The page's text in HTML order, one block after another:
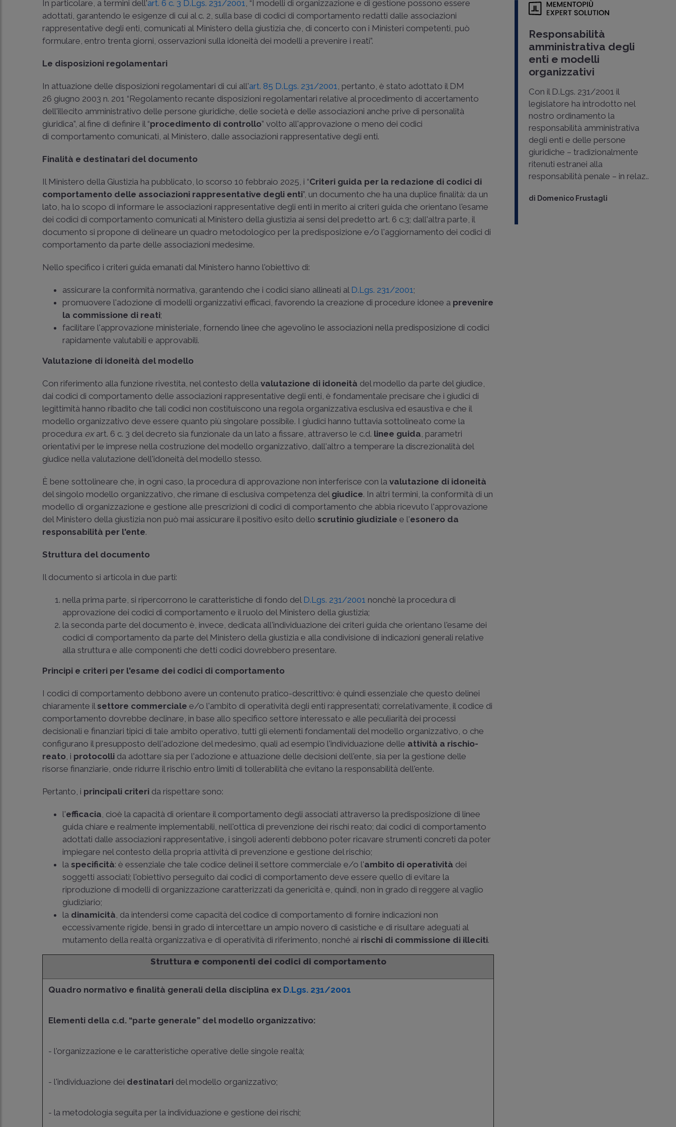
In particolare, a termini dell'art. 6 c. 3 D.Lgs. 231/2001, “I modelli di organizzazione e di gestione possono essere
adottati, garantendo le esigenze di cui al c. 2, sulla base di codici di comportamento redatti dalle associazioni
rappresentative degli enti, comunicati al Ministero della giustizia che, di concerto con i Ministeri competenti, può
formulare, entro trenta giorni, osservazioni sulla idoneità dei modelli a prevenire i reati”.
Le disposizioni regolamentari
In attuazione delle disposizioni regolamentari di cui all'art. 85 D.Lgs. 231/2001, pertanto, è stato adottato il DM
26 giugno 2003 n. 201 “Regolamento recante disposizioni regolamentari relative al procedimento di accertamento
dell'illecito amministrativo delle persone giuridiche, delle società e delle associazioni anche prive di personalità
giuridica”, al fine di definire il “procedimento di controllo” volto all'approvazione o meno dei codici
di comportamento comunicati, al Ministero, dalle associazioni rappresentative degli enti.
Finalità e destinatari del documento
Il Ministero della Giustizia ha pubblicato, lo scorso 10 febbraio 2025, i “Criteri guida per la redazione di codici di
comportamento delle associazioni rappresentative degli enti”, un documento che ha una duplice finalità: da un
lato, ha lo scopo di informare le associazioni rappresentative degli enti in merito ai criteri guida che orientano l'esame
dei codici di comportamento comunicati al Ministero della giustizia ai sensi del predetto art. 6 c.3; dall'altra parte, il
documento si propone di delineare un quadro metodologico per la predisposizione e/o l'aggiornamento dei codici di
comportamento da parte delle associazioni medesime.
Nello specifico i criteri guida emanati dal Ministero hanno l'obiettivo di:
assicurare la conformità normativa, garantendo che i codici siano allineati al D.Lgs. 231/2001;
promuovere l'adozione di modelli organizzativi efficaci, favorendo la creazione di procedure idonee a prevenire
la commissione di reati;
facilitare l'approvazione ministeriale, fornendo linee che agevolino le associazioni nella predisposizione di codici
rapidamente valutabili e approvabili.
Valutazione di idoneità del modello
Con riferimento alla funzione rivestita, nel contesto dellavalutazione di idoneità del modello da parte del giudice,
dai codici di comportamento delle associazioni rappresentative degli enti, è fondamentale precisare che i giudici di
legittimità hanno ribadito che tali codici non costituiscono una regola organizzativa esclusiva ed esaustiva e che il
modello organizzativo deve essere quanto più singolare possibile. I giudici hanno tuttavia sottolineato come la
procedura ex art. 6 c. 3 del decreto sia funzionale da un lato a fissare, attraverso le c.d. linee guida, parametri
orientativi per le imprese nella costruzione del modello organizzativo, dall'altro a temperare la discrezionalità del
giudice nella valutazione dell'idoneità del modello stesso.
È bene sottolineare che, in ogni caso, la procedura di approvazione non interferisce con la valutazione di idoneità
del singolo modello organizzativo, che rimane di esclusiva competenza del giudice. In altri termini, la conformità di un
modello di organizzazione e gestione alle prescrizioni di codici di comportamento che abbia ricevuto l'approvazione
del Ministero della giustizia non può mai assicurare il positivo esito dello scrutinio giudizialee l'esonero da
responsabilità per l'ente.
Struttura del documento
Il documento si articola in due parti:
nella prima parte, si ripercorrono le caratteristiche di fondo del D.Lgs. 231/2001 nonchè la procedura di
approvazione dei codici di comportamento e il ruolo del Ministero della giustizia;
la seconda parte del documento è, invece, dedicata all'individuazione dei criteri guida che orientano l'esame dei
codici di comportamento da parte del Ministero della giustizia e alla condivisione di indicazioni generali relative
alla struttura e alle componenti che detti codici dovrebbero presentare.
Principi e criteri per l'esame dei codici di comportamento
I codici di comportamento debbono avere un contenuto pratico-descrittivo: è quindi essenziale che questo delinei
chiaramente il settore commerciale e/o l'ambito di operatività degli enti rappresentati; correlativamente, il codice di
comportamento dovrebbe declinare, in base allo specifico settore interessato e alle peculiarità dei processi
decisionali e finanziari tipici di tale ambito operativo, tutti gli elementi fondamentali del modello organizzativo, o che
configurano il presupposto dell'adozione del medesimo, quali ad esempio l'individuazione delle attività a rischio-
reato, i protocolli da adottare sia per l'adozione e attuazione delle decisioni dell'ente, sia per la gestione delle
risorse finanziarie, onde ridurre il rischio entro limiti di tollerabilità che evitano la responsabilità dell'ente.
Pertanto, i principali criteri da rispettare sono:
l'efficacia, cioè la capacità di orientare il comportamento degli associati attraverso la predisposizione di linee
guida chiare e realmente implementabili, nell'ottica di prevenzione dei rischi reato; dai codici di comportamento
adottati dalle associazioni rappresentative, i singoli aderenti debbono poter ricavare strumenti concreti da poter
impiegare nel contesto della propria attività di prevenzione e gestione del rischio;
la specificità: è essenziale che tale codice delinei il settore commerciale e/o l'ambito di operatività dei
soggetti associati; l'obiettivo perseguito dai codici di comportamento deve essere quello di evitare la
riproduzione di modelli di organizzazione caratterizzati da genericità e, quindi, non in grado di reggere al vaglio
giudiziario;
la dinamicità, da intendersi come capacità del codice di comportamento di fornire indicazioni non
eccessivamente rigide, bensì in grado di intercettare un ampio novero di casistiche e di risultare adeguati al
mutamento della realtà organizzativa e di operatività di riferimento, nonché ai rischi di commissione di illeciti.
Struttura e componenti dei codici di comportamento
Quadro normativo e finalità generali della disciplina ex D.Lgs. 231/2001
Elementi della c.d. “parte generale” del modello organizzativo:
- l'organizzazione e le caratteristiche operative delle singole realtà;
- l'individuazione dei destinatari del modello organizzativo;
- la metodologia seguita per la individuazione e gestione dei rischi;
Responsabilità
amministrativa degli
enti e modelli
organizzativi
Con il D.Lgs. 231/2001 il
legislatore ha introdotto nel
nostro ordinamento la
responsabilità amministrativa
degli enti e delle persone
giuridiche – tradizionalmente
ritenuti estranei alla
responsabilità penale – in relaz..
di Domenico Frustagli